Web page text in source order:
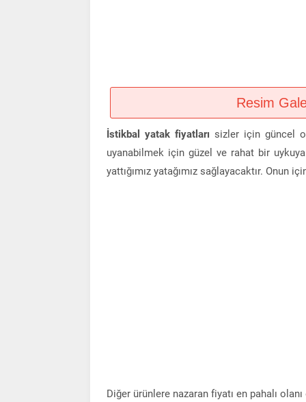
Resim
İstikbal yatak fiyatları sizler için güncel
uyanabilmek için güzel ve rahat bir
yattığımız yatağımız sağlayacaktır. Onun
Diğer ürünlere nazaran fiyatı en pahalı